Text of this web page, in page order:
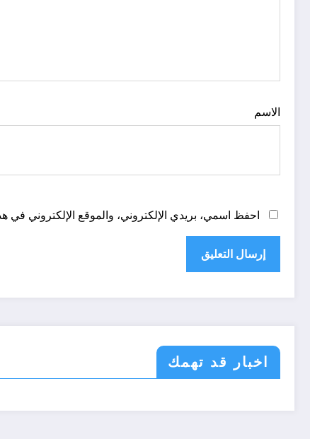
الاسم
احفظ اسمي، بريدي الإلكتروني، والموقع الإلكتروني في
اخبار قد تهمك